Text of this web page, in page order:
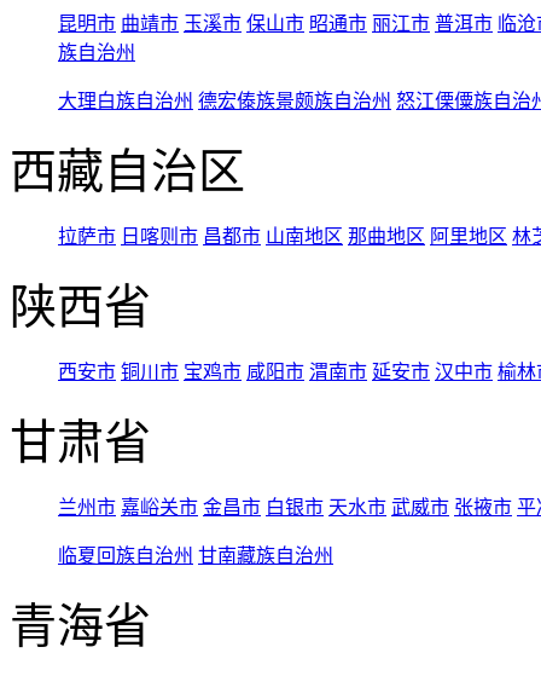
昆明市 曲靖市 玉溪市 保山市 昭通市 丽江市 普洱市 临
族自治州
大理白族自治州 德宏傣族景颇族自治州 怒江傈僳族自治
西藏自治区
拉萨市 日喀则市 昌都市 山南地区 那曲地区 阿里地区 林
陕西省
西安市 铜川市 宝鸡市 咸阳市 渭南市 延安市 汉中市 榆林
甘肃省
兰州市 嘉峪关市 金昌市 白银市 天水市 武威市 张掖市 平
临夏回族自治州 甘南藏族自治州
青海省